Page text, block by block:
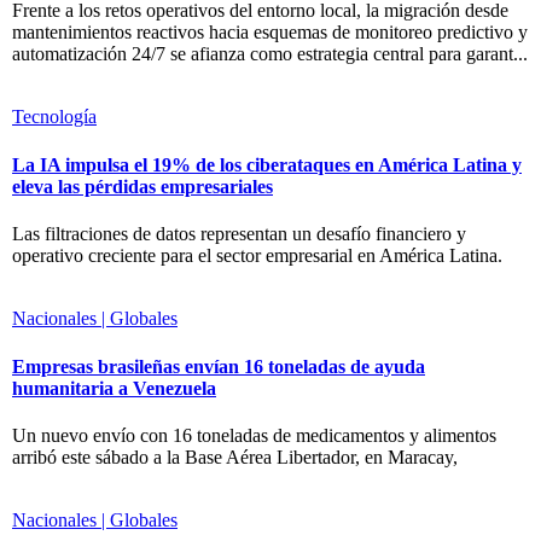
Frente a los retos operativos del entorno local, la migración desde
mantenimientos reactivos hacia esquemas de monitoreo predictivo y
automatización 24/7 se afianza como estrategia central para garant...
Tecnología
La IA impulsa el 19% de los ciberataques en América Latina y
eleva las pérdidas empresariales
Las filtraciones de datos representan un desafío financiero y
operativo creciente para el sector empresarial en América Latina.
Nacionales | Globales
Empresas brasileñas envían 16 toneladas de ayuda
humanitaria a Venezuela
Un nuevo envío con 16 toneladas de medicamentos y alimentos
arribó este sábado a la Base Aérea Libertador, en Maracay,
Nacionales | Globales